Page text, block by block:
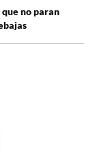
no paran